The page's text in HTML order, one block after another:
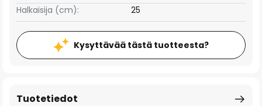
Halkaisija (cm):
25
Kysyttävää tästä tuotteesta?
Tuotetiedot